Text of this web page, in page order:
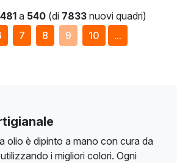
481a 540(di 7833nuovi quadri)
7 8 9 10
...
olio è dipinto a mano con cura da
i migliori colori. Ogni